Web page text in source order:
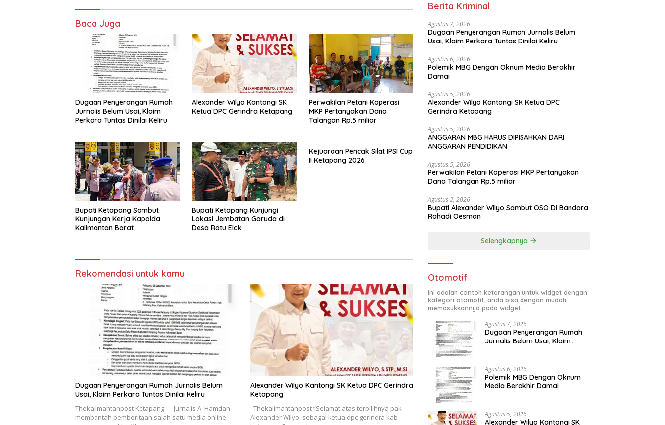
o
o
k
A
p
p
Baca Juga
Dugaan Penyerangan Rumah
Jurnalis Belum Usai, Klaim
Perkara Tuntas Dinilai Keliru
Alexander Wilyo Kantongi SK
Ketua DPC Gerindra Ketapang
Perwakilan Petani Koperasi
MKP Pertanyakan Dana
Talangan Rp.5 miliar
Bupati Ketapang Sambut
Kunjungan Kerja Kapolda
Kalimantan Barat
Bupati Ketapang Kunjungi
Lokasi Jembatan Garuda di
Desa Ratu Elok
Kejuaraan Pencak Silat IPSI Cup
II Ketapang 2026
Rekomendasi untuk kamu
Dugaan Penyerangan Rumah Jurnalis Belum
Usai, Klaim Perkara Tuntas Dinilai Keliru
Thekalimantanpost Ketapang — Jurnalis A. Hamdan
membantah pemberitaan salah satu media online
Alexander Wilyo Kantongi SK Ketua DPC Gerindra
Ketapang
Thekalimantanpost “Selamat atas terpilihnya pak
Alexander Wilyo sebagai ketua dpc gerindra kab
Berita Kriminal
Agustus 7, 2026
Dugaan Penyerangan Rumah Jurnalis Belum
Usai, Klaim Perkara Tuntas Dinilai Keliru
Agustus 6, 2026
Polemik MBG Dengan Oknum Media Berakhir
Damai
Agustus 5, 2026
Alexander Wilyo Kantongi SK Ketua DPC
Gerindra Ketapang
Agustus 5, 2026
ANGGARAN MBG HARUS DIPISAHKAN DARI
ANGGARAN PENDIDIKAN
Agustus 5, 2026
Perwakilan Petani Koperasi MKP Pertanyakan
Dana Talangan Rp.5 miliar
Agustus 2, 2026
Bupati Alexander Wilyo Sambut OSO Di Bandara
Rahadi Oesman
Selengkapnya
Otomotif
Ini adalah contoh keterangan untuk widget dengan
kategori otomotif, anda bisa dengan mudah
memasukkannya pada widget.
Agustus 7, 2026
Dugaan Penyerangan Rumah
Jurnalis Belum Usai, Klaim
Agustus 6, 2026
Polemik MBG Dengan Oknum
Media Berakhir Damai
Agustus 5, 2026
Alexander Wilyo Kantongi SK